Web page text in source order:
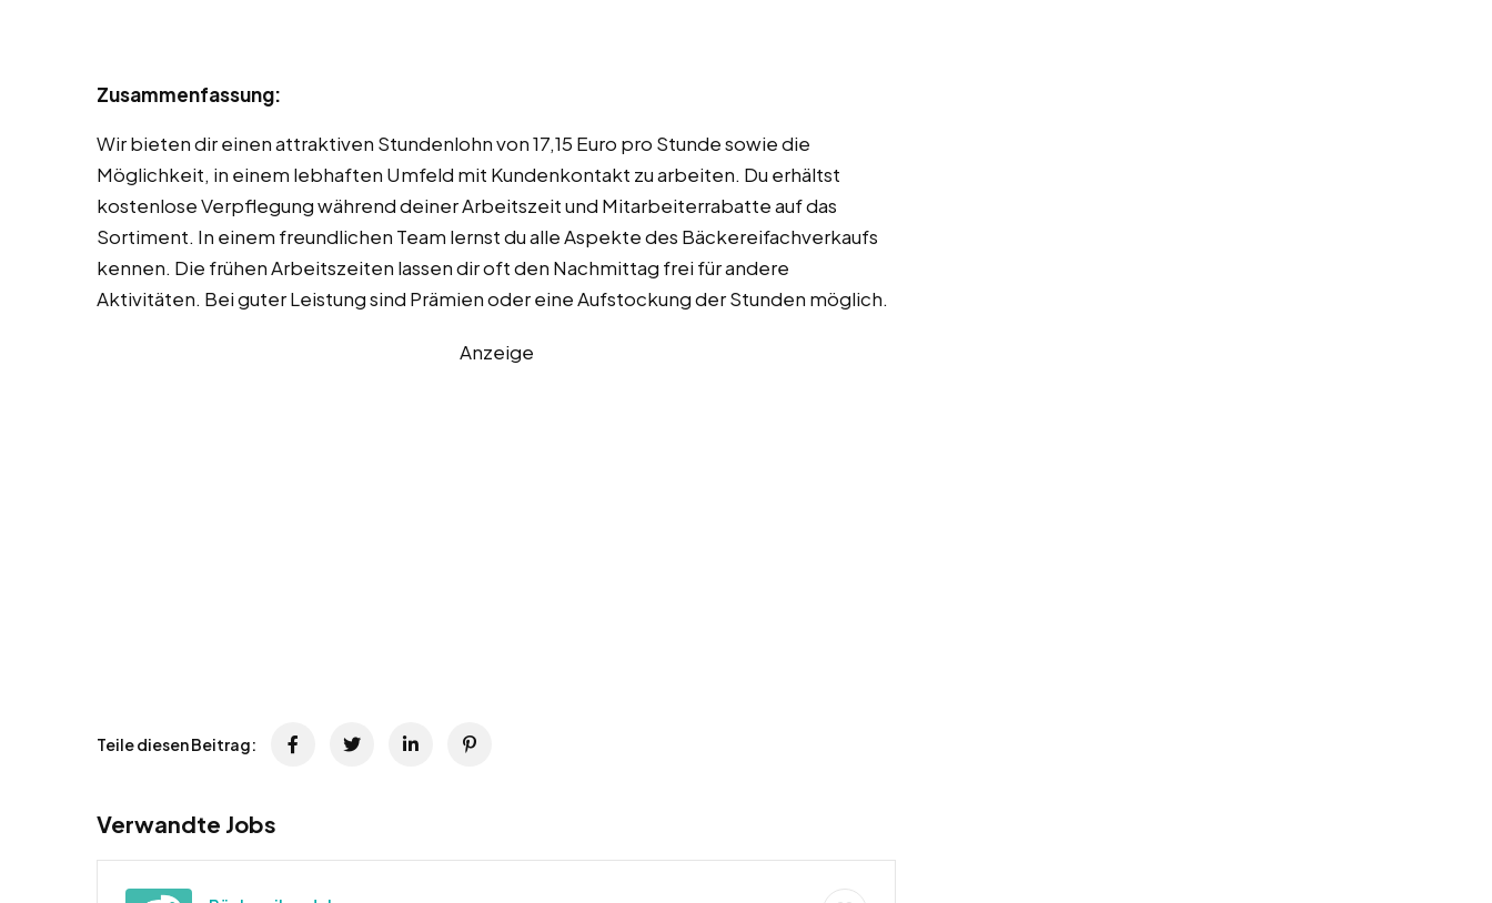
Zusammenfassung:
Wir bieten dir einen attraktiven Stundenlohn von 17,15 Euro pro Stunde sowie die
Möglichkeit, in einem lebhaften Umfeld mit Kundenkontakt zu arbeiten. Du erhältst
kostenlose Verpflegung während deiner Arbeitszeit und Mitarbeiterrabatte auf das
Sortiment. In einem freundlichen Team lernst du alle Aspekte des Bäckereifachverkaufs
kennen. Die frühen Arbeitszeiten lassen dir oft den Nachmittag frei für andere
Aktivitäten. Bei guter Leistung sind Prämien oder eine Aufstockung der Stunden möglich.
Anzeige
Teile diesen Beitrag:
Verwandte Jobs